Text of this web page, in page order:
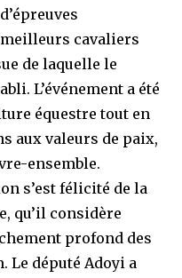
cavaliers
de laquelle le
L’événement a été
équestre tout en
aux valeurs de paix,
ensemble.
s’est félicité de la
qu’il considère
profond des
Le député Adoyi a